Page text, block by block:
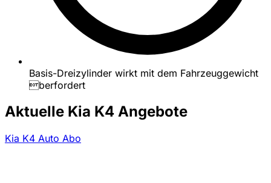
Basis-Dreizylinder wirkt mit dem Fahrzeuggewicht
berfordert
Aktuelle Kia K4 Angebote
Kia K4 Auto Abo